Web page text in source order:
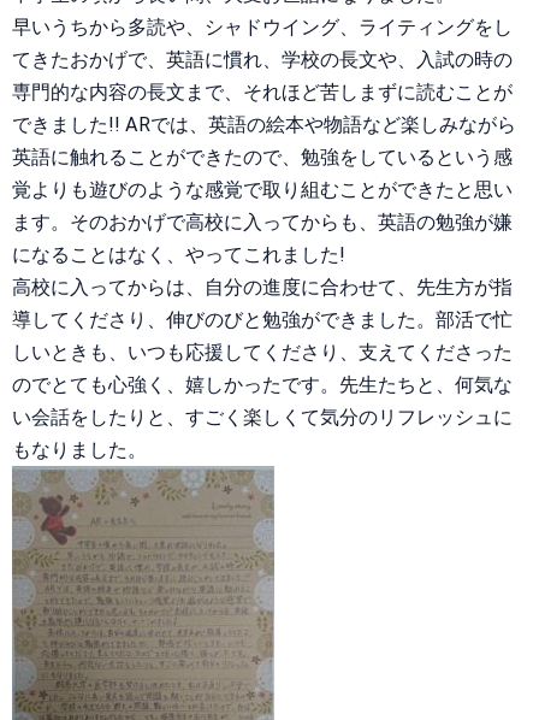
早いうちから多読や、シャドウイング、ライティングをし
てきたおかげで、英語に慣れ、学校の長文や、入試の時の
専門的な内容の長文まで、それほど苦しまずに読むことが
できました!! ARでは、英語の絵本や物語など楽しみながら
英語に触れることができたので、勉強をしているという感
覚よりも遊びのような感覚で取り組むことができたと思い
ます。そのおかげで高校に入ってからも、英語の勉強が嫌
になることはなく、やってこれました!
高校に入ってからは、自分の進度に合わせて、先生方が指
導してくださり、伸びのびと勉強ができました。部活で忙
しいときも、いつも応援してくださり、支えてくださった
のでとても心強く、嬉しかったです。先生たちと、何気な
い会話をしたりと、すごく楽しくて気分のリフレッシュに
もなりました。